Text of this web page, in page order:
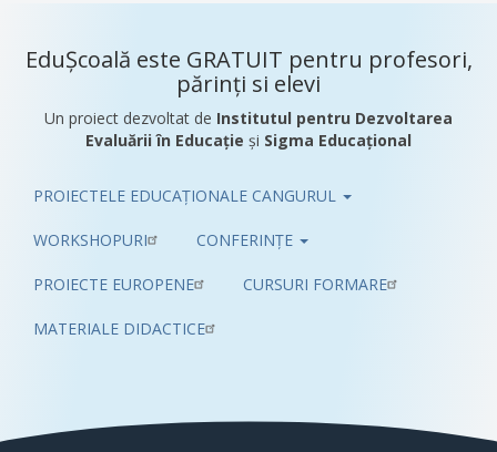
EduȘcoală este GRATUIT pentru profesori,
părinți si elevi
Un proiect dezvoltat de Institutul pentru Dezvoltarea
Evaluării în Educație și Sigma Educațional
Pub
PROIECTELE EDUCAȚIONALE CANGURUL
WORKSHOPURI CONFERINȚE
PROIECTE EUROPENE CURSURI FORMARE
MATERIALE DIDACTICE